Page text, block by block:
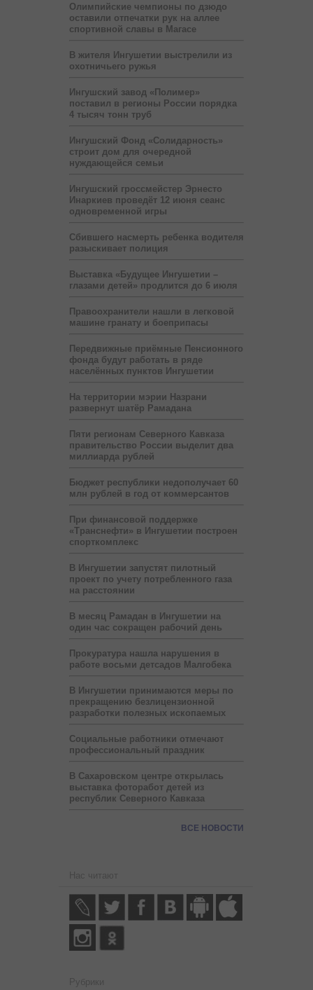
Олимпийские чемпионы по дзюдо
оставили отпечатки рук на аллее
спортивной славы в Магасе
В жителя Ингушетии выстрелили из
охотничьего ружья
Ингушский завод «Полимер»
поставил в регионы России порядка
4 тысяч тонн труб
Ингушский Фонд «Солидарность»
строит дом для очередной
нуждающейся семьи
Ингушский гроссмейстер Эрнесто
Инаркиев проведёт 12 июня сеанс
одновременной игры
Сбившего насмерть ребенка водителя
разыскивает полиция
Выставка «Будущее Ингушетии –
глазами детей» продлится до 6 июля
Правоохранители нашли в легковой
машине гранату и боеприпасы
Передвижные приёмные Пенсионного
фонда будут работать в ряде
населённых пунктов Ингушетии
На территории мэрии Назрани
развернут шатёр Рамадана
Пяти регионам Северного Кавказа
правительство России выделит два
миллиарда рублей
Бюджет республики недополучает 60
млн рублей в год от коммерсантов
При финансовой поддержке
«Транснефти» в Ингушетии построен
спорткомплекс
В Ингушетии запустят пилотный
проект по учету потребленного газа
на расстоянии
В месяц Рамадан в Ингушетии на
один час сокращен рабочий день
Прокуратура нашла нарушения в
работе восьми детсадов Малгобека
В Ингушетии принимаются меры по
прекращению безлицензионной
разработки полезных ископаемых
Социальные работники отмечают
профессиональный праздник
В Сахаровском центре открылась
выставка фоторабот детей из
республик Северного Кавказа
ВСЕ НОВОСТИ
Нас читают
Рубрики